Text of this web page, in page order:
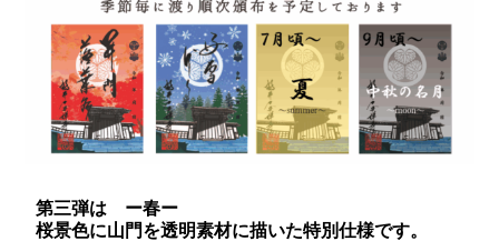
第三弾は ー春ー
桜景色に山門を透明素材に描いた特別仕様です。